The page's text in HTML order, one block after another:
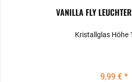
VANILLA FLY
Kristallglas Höhe
9,99 € *